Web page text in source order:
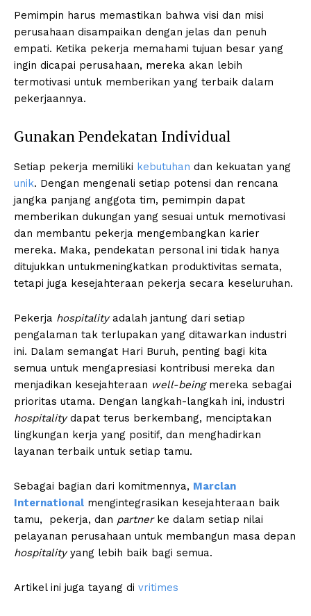
Pemimpin harus memastikan bahwa visi dan misi
perusahaan disampaikan dengan jelas dan penuh
empati. Ketika pekerja memahami tujuan besar yang
ingin dicapai perusahaan, mereka akan lebih
termotivasi untuk memberikan yang terbaik dalam
pekerjaannya.
Gunakan Pendekatan Individual
Setiap pekerja memiliki kebutuhan dan kekuatan yang
unik. Dengan mengenali setiap potensi dan rencana
jangka panjang anggota tim, pemimpin dapat
memberikan dukungan yang sesuai untuk memotivasi
dan membantu pekerja mengembangkan karier
mereka. Maka, pendekatan personal ini tidak hanya
ditujukkan untukmeningkatkan produktivitas semata,
tetapi juga kesejahteraan pekerja secara keseluruhan.
Pekerja hospitalityadalah jantung dari setiap
pengalaman tak terlupakan yang ditawarkan industri
ini. Dalam semangat Hari Buruh, penting bagi kita
semua untuk mengapresiasi kontribusi mereka dan
menjadikan kesejahteraan well-beingmereka sebagai
prioritas utama. Dengan langkah-langkah ini, industri
hospitalitydapat terus berkembang, menciptakan
lingkungan kerja yang positif, dan menghadirkan
layanan terbaik untuk setiap tamu.
Sebagai bagian dari komitmennya, Marclan
International mengintegrasikan kesejahteraan baik
tamu, pekerja, dan partnerke dalam setiap nilai
pelayanan perusahaan untuk membangun masa depan
hospitalityyang lebih baik bagi semua.
Artikel ini juga tayang di vritimes